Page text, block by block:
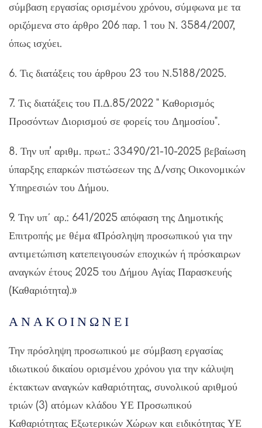
σύμβαση εργασίας ορισμένου χρόνου, σύμφωνα με τα
οριζόμενα στο άρθρο 206 παρ. 1 του Ν. 3584/2007,
όπως ισχύει.
6. Τις διατάξεις του άρθρου 23 του Ν.5188/2025.
7. Τις διατάξεις του Π.Δ.85/2022 " Καθορισμός
Προσόντων Διορισμού σε φορείς του Δημοσίου".
8. Την υπ’ αριθμ. πρωτ.: 33490/21-10-2025 βεβαίωση
ύπαρξης επαρκών πιστώσεων της Δ/νσης Οικονομικών
Υπηρεσιών του Δήμου.
9. Την υπ΄ αρ.: 641/2025 απόφαση της Δημοτικής
Επιτροπής με θέμα «Πρόσληψη προσωπικού για την
αντιμετώπιση κατεπειγουσών εποχικών ή πρόσκαιρων
αναγκών έτους 2025 του Δήμου Αγίας Παρασκευής
(Καθαριότητα).»
Α Ν Α Κ Ο Ι Ν Ω Ν Ε Ι
Την πρόσληψη προσωπικού με σύμβαση εργασίας
ιδιωτικού δικαίου ορισμένου χρόνου για την κάλυψη
έκτακτων αναγκών καθαριότητας, συνολικού αριθμού
τριών (3) ατόμων κλάδου ΥΕ Προσωπικού
Καθαριότητας Εξωτερικών Χώρων και ειδικότητας ΥΕ